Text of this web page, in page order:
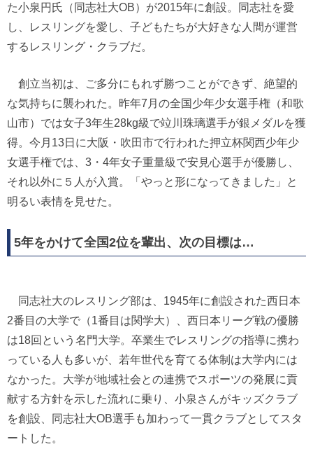
た小泉円氏（同志社大OB）が2015年に創設。同志社を愛
し、レスリングを愛し、子どもたちが大好きな人間が運営
するレスリング・クラブだ。
創立当初は、ご多分にもれず勝つことができず、絶望的
な気持ちに襲われた。昨年7月の全国少年少女選手権（和歌
山市）では女子3年生28kg級で竝川珠璃選手が銀メダルを獲
得。今月13日に大阪・吹田市で行われた押立杯関西少年少
女選手権では、3・4年女子重量級で安見心選手が優勝し、
それ以外に５人が入賞。「やっと形になってきました」と
明るい表情を見せた。
5年をかけて全国2位を輩出、次の目標は…
同志社大のレスリング部は、1945年に創設された西日本
2番目の大学で（1番目は関学大）、西日本リーグ戦の優勝
は18回という名門大学。卒業生でレスリングの指導に携わ
っている人も多いが、若年世代を育てる体制は大学内には
なかった。大学が地域社会との連携でスポーツの発展に貢
献する方針を示した流れに乗り、小泉さんがキッズクラブ
を創設、同志社大OB選手も加わって一貫クラブとしてスタ
ートした。